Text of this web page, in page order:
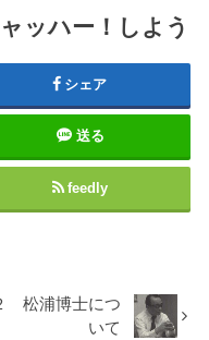
ッハー！しよう
シェア
送る
feedly
松浦博士につ
いて